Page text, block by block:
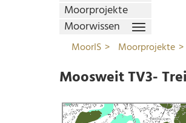
Moorprojekte
Moorwissen
MoorIS Moorprojekte
Moosweit TV3-